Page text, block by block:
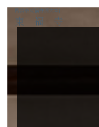
臨済宗東福寺派大本山
東福寺